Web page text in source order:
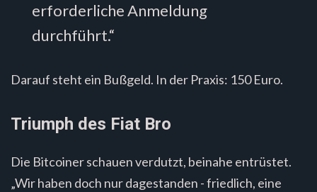
erforderliche Anmeldung
durchführt.“
Darauf steht ein Bußgeld. In der Praxis: 150 Euro.
Triumph des Fiat Bro
Die Bitcoiner schauen verdutzt, beinahe entrüstet.
„Wir haben doch nur dagestanden - friedlich, eine